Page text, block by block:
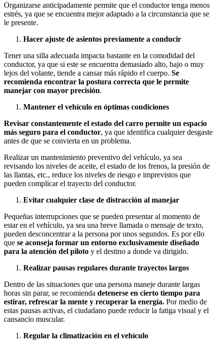
Organizarse anticipadamente permite que el conductor tenga menos
estrés, ya que se encuentra mejor adaptado a la circunstancia que se
le presente.
Hacer ajuste de asientos previamente a conducir
Tener una silla adecuada impacta bastante en la comodidad del
conductor, ya que si este se encuentra demasiado alto, bajo o muy
lejos del volante, tiende a cansar más rápido el cuerpo. Se
recomienda encontrar la postura correcta que le permite
manejar con mayor precisión.
Mantener el vehículo en óptimas condiciones
Revisar constantemente el estado del carro permite un espacio
más seguro para el conductor, ya que identifica cualquier desgaste
antes de que se convierta en un problema.
Realizar un mantenimiento preventivo del vehículo, ya sea
revisando los niveles de aceite, el estado de los frenos, la presión de
las llantas, etc., reduce los niveles de riesgo e imprevistos que
pueden complicar el trayecto del conductor.
Evitar cualquier clase de distracción al manejar
Pequeñas interrupciones que se pueden presentar al momento de
estar en el vehículo, ya sea una breve llamada o mensaje de texto,
pueden desconcentrar a la persona por unos segundos. Es por ello
que se aconseja formar un entorno exclusivamente diseñado
para la atención del piloto y el destino a donde va dirigido.
Realizar pausas regulares durante trayectos largos
Dentro de las situaciones que una persona maneje durante largas
horas sin parar, se recomienda detenerse en cierto tiempo para
estirar, refrescar la mente y recuperar la energía. Por medio de
estas pausas activas, el ciudadano puede reducir la fatiga visual y el
cansancio muscular.
Regular la climatización en el vehículo